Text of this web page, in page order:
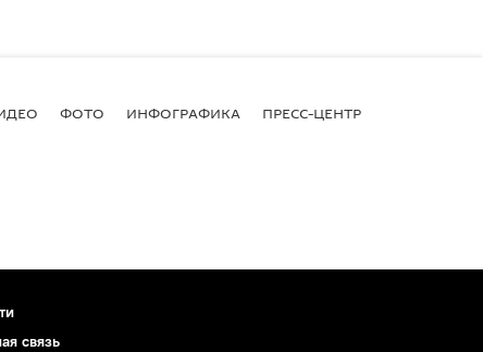
ФОТО ИНФОГРАФИКА ПРЕСС-ЦЕНТР
связь